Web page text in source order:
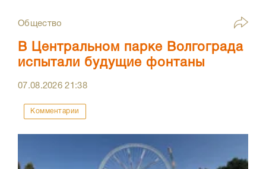
Общество
В Центральном парке Волгограда
испытали будущие фонтаны
07.08.202621:38
Комментарии